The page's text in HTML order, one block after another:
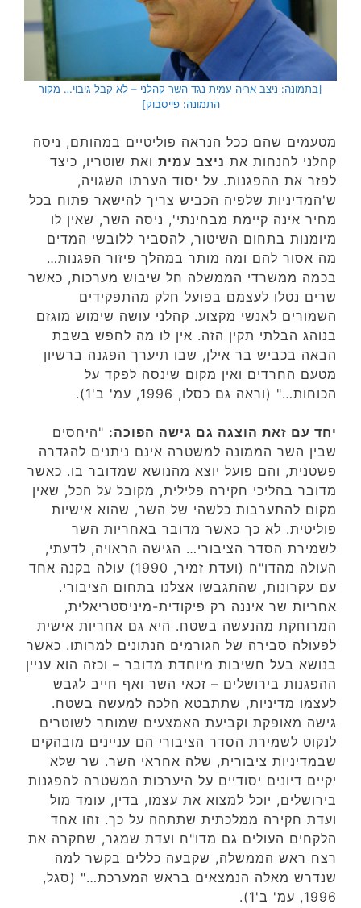
[בתמונה: ניצב אריה עמית נגד השר קהלני – לא קבל גיבוי… מקור
התמונה: פייסבוק]
מטעמים שהם ככל הנראה פוליטיים במהותם, ניסה
קהלני להנחות את ניצב עמית ואת שוטריו, כיצד
לפזר את ההפגנות. על יסוד הערתו השגויה,
ש'המדיניות שלפיה הכביש צריך להישאר פתוח בכל
מחיר אינה קיימת מבחינתי', ניסה השר, שאין לו
מיומנות בתחום השיטור, להסביר ללובשי המדים
מה אסור להם ומה מותר במהלך פיזור הפגנות…
בכמה ממשרדי הממשלה חל שיבוש מערכות, כאשר
שרים נטלו לעצמם בפועל חלק מהתפקידים
השמורים לאנשי מקצוע. קהלני עושה שימוש מוגזם
בנוהג הבלתי תקין הזה. אין לו מה לחפש בשבת
הבאה בכביש בר אילן, שבו תיערך הפגנה ברשיון
מטעם החרדים ואין מקום שינסה לפקד על
הכוחות…" (וראה גם כסלו, 1996, עמ' ב'1).
יחד עם זאת הוצגה גם גישה הפוכה: "היחסים
שבין השר הממונה למשטרה אינם ניתנים להגדרה
פשטנית, והם פועל יוצא מהנושא שמדובר בו. כאשר
מדובר בהליכי חקירה פלילית, מקובל על הכל, שאין
מקום להתערבות כלשהי של השר, שהוא אישיות
פוליטית. לא כך כאשר מדובר באחריות השר
לשמירת הסדר הציבורי… הגישה הראויה, לדעתי,
העולה מהדו"ח (ועדת זמיר, 1990) עולה בקנה אחד
עם עקרונות, שהתגבשו אצלנו בתחום הציבורי.
אחריות שר איננה רק פיקודית-מיניסטריאלית,
המרוחקת מהנעשה בשטח. היא גם אחריות אישית
לפעולה סבירה של הגורמים הנתונים למרותו. כאשר
בנושא בעל חשיבות מיוחדת מדובר – וכזה הוא עניין
ההפגנות בירושלים – זכאי השר ואף חייב לגבש
לעצמו מדיניות, שתתבטא הלכה למעשה בשטח.
גישה מאופקת וקביעת האמצעים שמותר לשוטרים
לנקוט לשמירת הסדר הציבורי הם עניינים מובהקים
שבמדיניות ציבורית, שלה אחראי השר. שר שלא
יקיים דיונים יסודיים על היערכות המשטרה להפגנות
בירושלים, יוכל למצוא את עצמו, בדין, עומד מול
ועדת חקירה ממלכתית שתתהה על כך. זהו אחד
הלקחים העולים גם מדו"ח ועדת שמגר, שחקרה את
רצח ראש הממשלה, שקבעה כללים בקשר למה
שנדרש מאלה הנמצאים בראש המערכת…" (סגל,
1996, עמ' ב'1).